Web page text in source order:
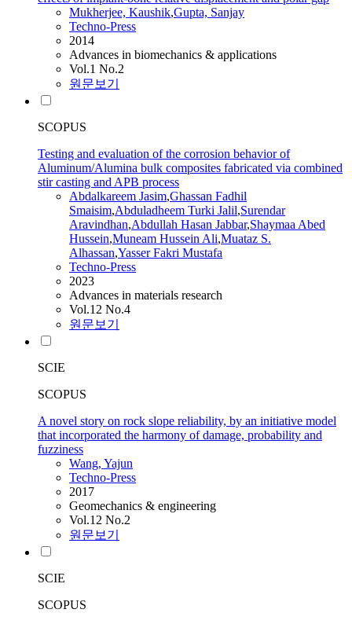
Mukherjee, Kaushik,Gupta, Sanjay
Techno-Press
2014
Advances in biomechanics & applications
Vol.1 No.2
원문보기
SCOPUS
Testing and evaluation of the corrosion behavior of
Aluminum/Alumina bulk composites fabricated via combined
stir casting and APB process
Abdalkareem Jasim,Ghassan Fadhil
Smaisim,Abduladheem Turki Jalil,Surendar
Aravindhan,Abdullah Hasan Jabbar,Shaymaa Abed
Hussein,Muneam Hussein Ali,Muataz S.
Alhassan,Yasser Fakri Mustafa
Techno-Press
2023
Advances in materials research
Vol.12 No.4
원문보기
SCIE
SCOPUS
A novel story on rock slope reliability, by an initiative model
that incorporated the harmony of damage, probability and
fuzziness
Wang, Yajun
Techno-Press
2017
Geomechanics & engineering
Vol.12 No.2
원문보기
SCIE
SCOPUS